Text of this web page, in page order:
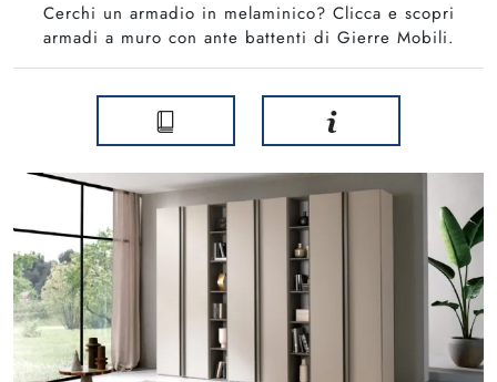
Cerchi un armadio in melaminico? Clicca e scopri
armadi a muro con ante battenti di Gierre Mobili.